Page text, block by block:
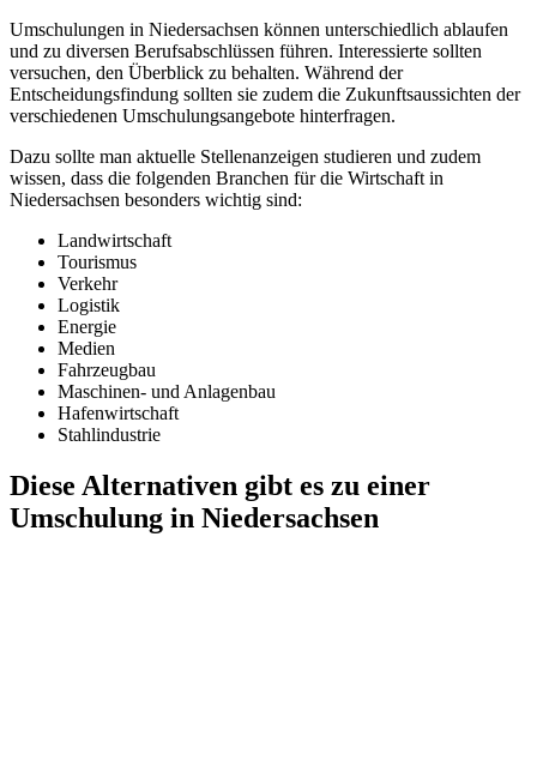
Umschulungen in Niedersachsen können unterschiedlich ablaufen
und zu diversen Berufsabschlüssen führen. Interessierte sollten
versuchen, den Überblick zu behalten. Während der
Entscheidungsfindung sollten sie zudem die Zukunftsaussichten der
verschiedenen Umschulungsangebote hinterfragen.
Dazu sollte man aktuelle Stellenanzeigen studieren und zudem
wissen, dass die folgenden Branchen für die Wirtschaft in
Niedersachsen besonders wichtig sind:
Landwirtschaft
Tourismus
Verkehr
Logistik
Energie
Medien
Fahrzeugbau
Maschinen- und Anlagenbau
Hafenwirtschaft
Stahlindustrie
Diese Alternativen gibt es zu einer
Umschulung in Niedersachsen